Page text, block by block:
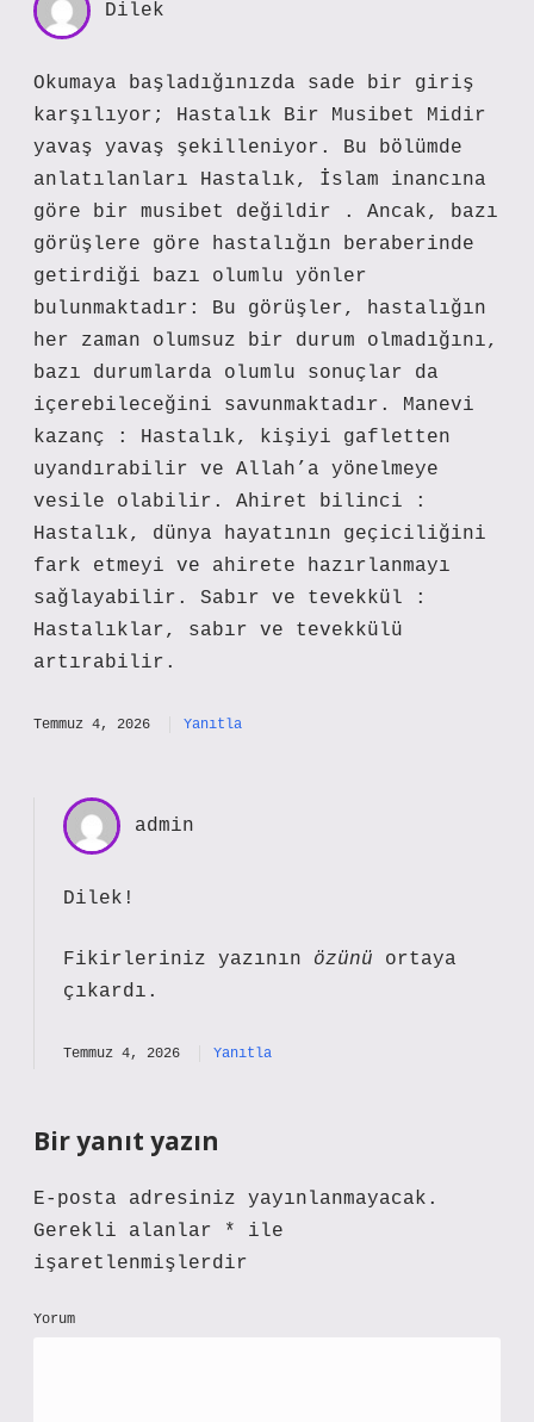
Dilek
Okumaya başladığınızda sade bir giriş
karşılıyor; Hastalık Bir Musibet Midir
yavaş yavaş şekilleniyor. Bu bölümde
anlatılanları Hastalık, İslam inancına
göre bir musibet değildir . Ancak, bazı
görüşlere göre hastalığın beraberinde
getirdiği bazı olumlu yönler
bulunmaktadır: Bu görüşler, hastalığın
her zaman olumsuz bir durum olmadığını,
bazı durumlarda olumlu sonuçlar da
içerebileceğini savunmaktadır. Manevi
kazanç : Hastalık, kişiyi gafletten
uyandırabilir ve Allah’a yönelmeye
vesile olabilir. Ahiret bilinci :
Hastalık, dünya hayatının geçiciliğini
fark etmeyi ve ahirete hazırlanmayı
sağlayabilir. Sabır ve tevekkül :
Hastalıklar, sabır ve tevekkülü
artırabilir.
Temmuz 4, 2026 Yanıtla
admin
Dilek!
Fikirleriniz yazının özünü ortaya
çıkardı.
Temmuz 4, 2026 Yanıtla
Bir yanıt yazın
E-posta adresiniz yayınlanmayacak.
Gerekli alanlar
*
ile
işaretlenmişlerdir
Yorum